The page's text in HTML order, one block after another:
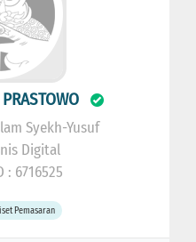
Syekh-Yusuf
Digital
: 6716525
Pemasaran